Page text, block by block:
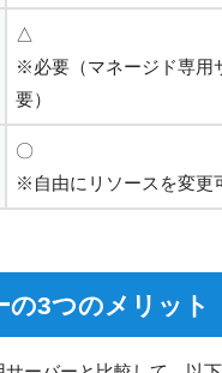
△
※必要（マネージド専用
要）
〇
※自由にリソースを変更
の3つのメリット